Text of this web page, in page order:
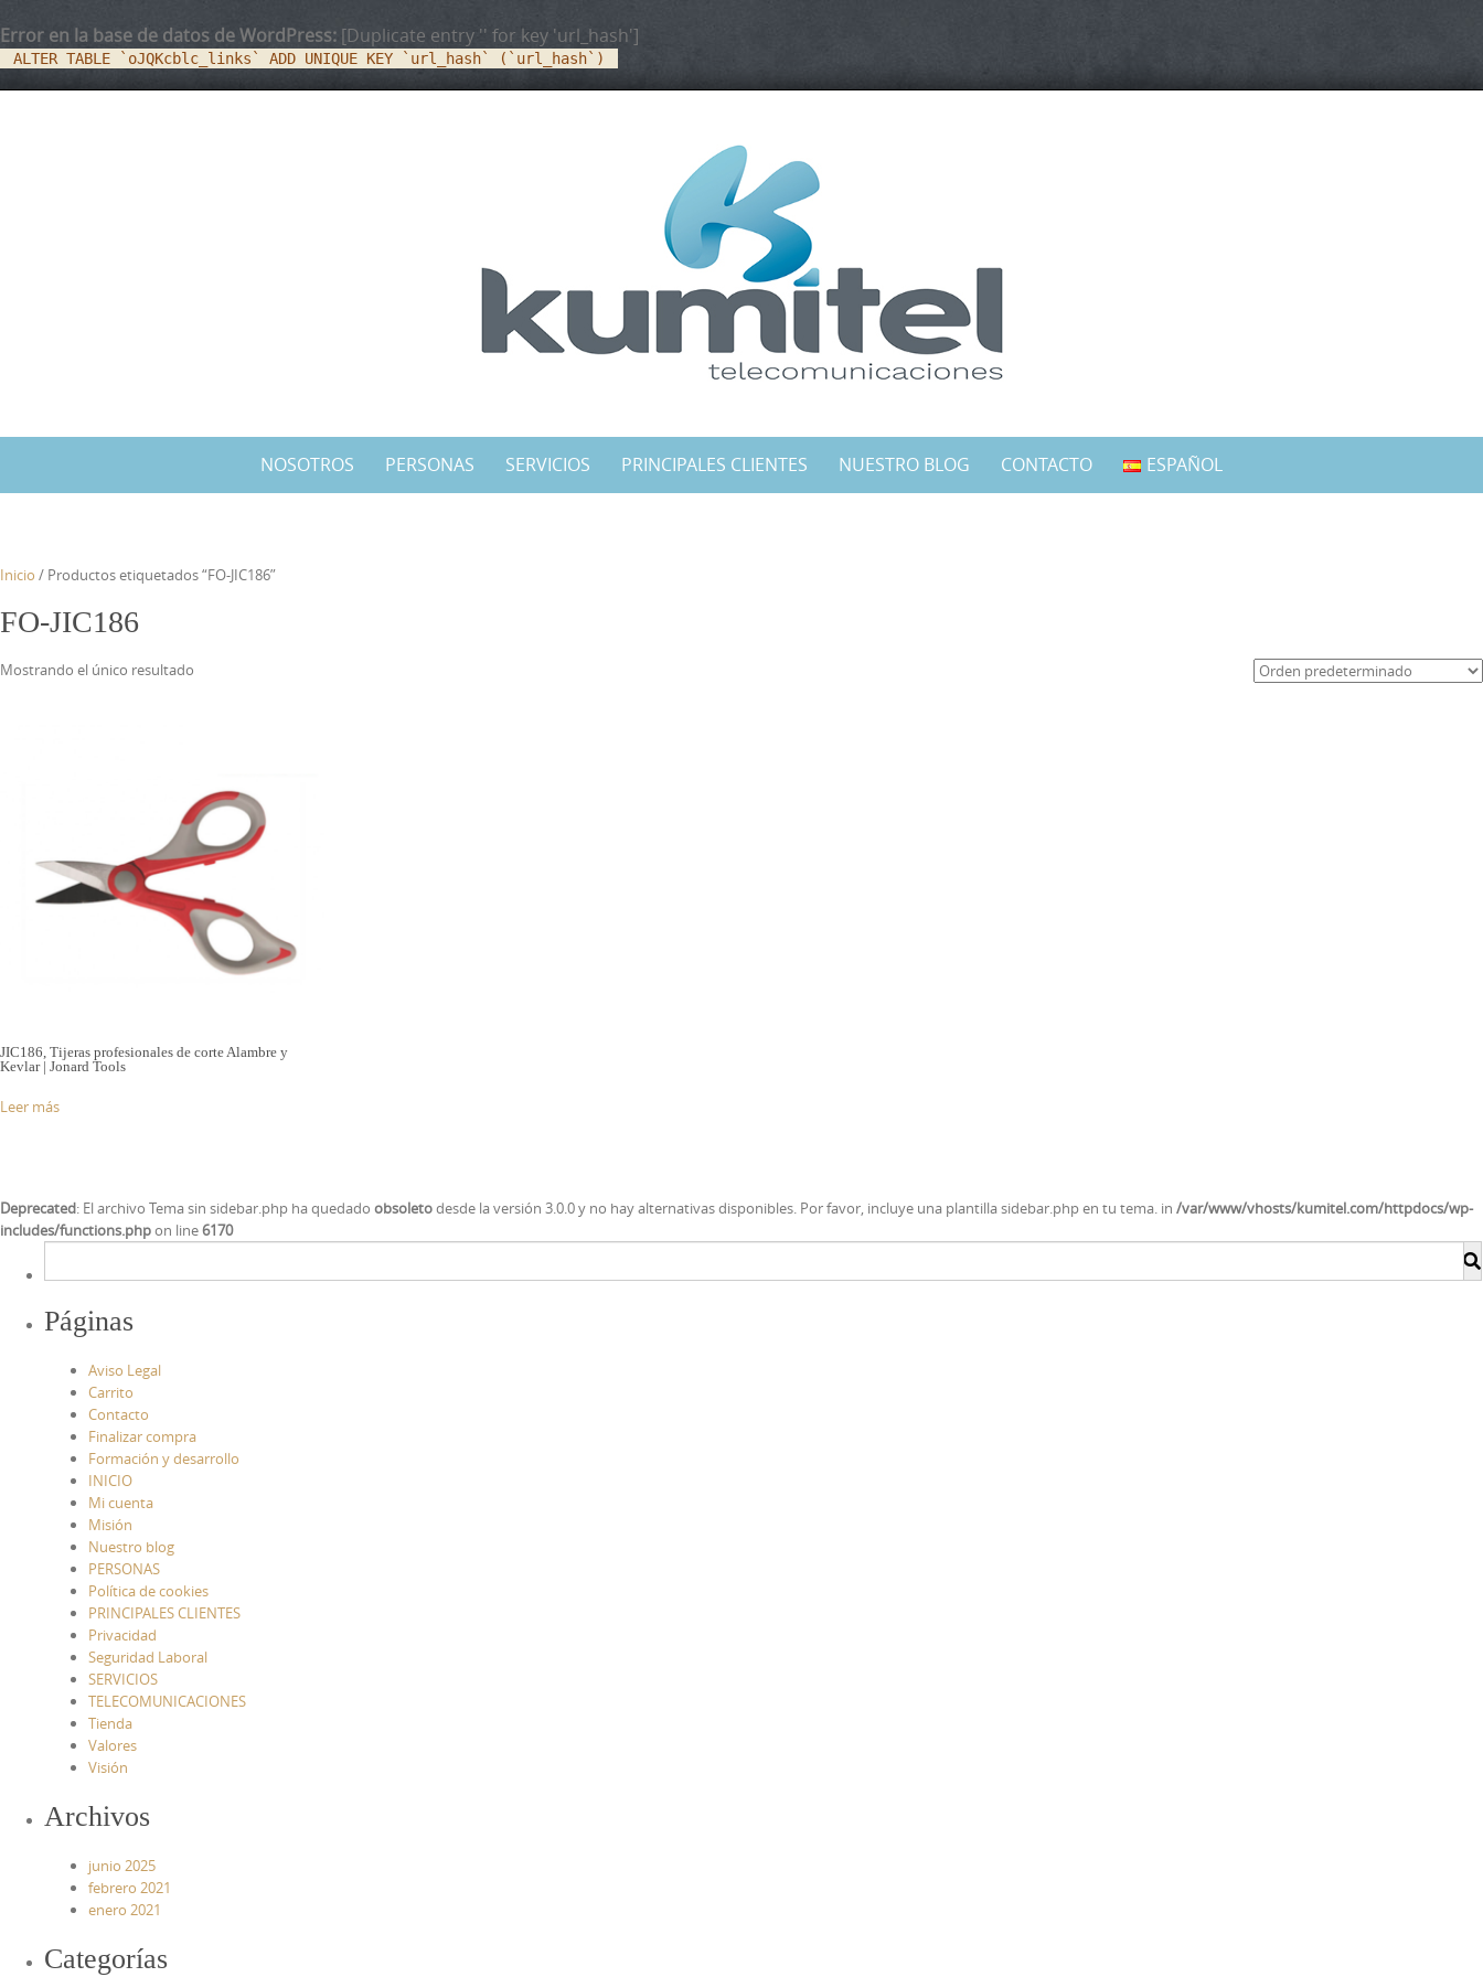
Error en la base de datos de WordPress: [Duplicate entry '' for key 'url_hash']
ALTER TABLE `oJQKcblc_links` ADD UNIQUE KEY `url_hash` (`url_hash`)
NOSOTROS PERSONAS SERVICIOS PRINCIPALES CLIENTES NUESTRO BLOG CONTACTO ESPAÑOL
Inicio / Productos etiquetados “FO-JIC186”
FO-JIC186
Mostrando el único resultado
JIC186, Tijeras profesionales de corte Alambre y
Kevlar | Jonard Tools
Leer más
Deprecated: El archivo Tema sin sidebar.php ha quedado obsoletodesde la versión 3.0.0 y no hay alternativas disponibles. Por favor, incluye una plantilla sidebar.php en tu tema. in /var/www/vhosts/kumitel.com/httpdocs/wp-
includes/functions.phpon line6170
Páginas
Aviso Legal
Carrito
Contacto
Finalizar compra
Formación y desarrollo
INICIO
Mi cuenta
Misión
Nuestro blog
PERSONAS
Política de cookies
PRINCIPALES CLIENTES
Privacidad
Seguridad Laboral
SERVICIOS
TELECOMUNICACIONES
Tienda
Valores
Visión
Archivos
junio 2025
febrero 2021
enero 2021
Categorías